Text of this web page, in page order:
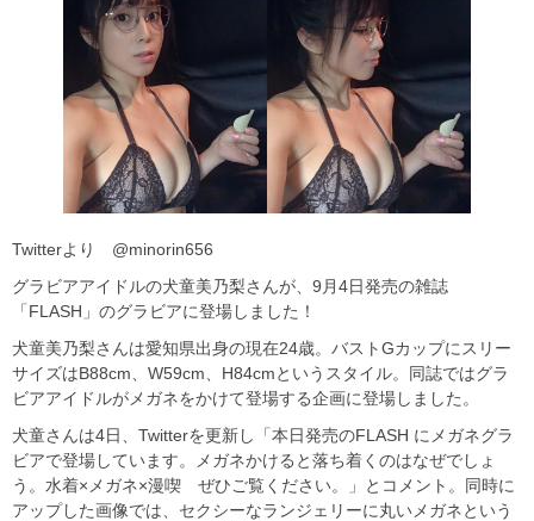
Twitterより @minorin656
グラビアアイドルの‏犬童美乃梨さんが、9月4日発売の雑誌
「FLASH」のグラビアに登場しました！
犬童美乃梨さんは愛知県出身の現在24歳。バストGカップにスリー
サイズはB88cm、W59cm、H84cmというスタイル。同誌ではグラ
ビアアイドルがメガネをかけて登場する企画に登場しました。
犬童さんは4日、Twitterを更新し「本日発売のFLASH にメガネグラ
ビアで登場しています。メガネかけると落ち着くのはなぜでしょ
う。水着×メガネ×漫喫 ぜひご覧ください。」とコメント。同時に
アップした画像では、セクシーなランジェリーに丸いメガネという